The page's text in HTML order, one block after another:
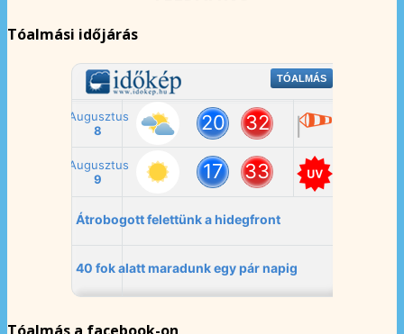
Tóalmási időjárás